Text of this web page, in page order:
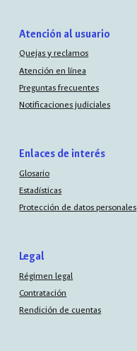
Atención al usuario
Quejas y reclamos
Atención en línea
Preguntas frecuentes
Notificaciones judiciales
Enlaces de interés
Glosario
Estadísticas
Protección de datos personales
Legal
Régimen legal
Contratación
Rendición de cuentas